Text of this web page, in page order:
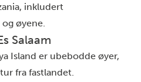
inkludert
øyene.
Salaam
Island er ubebodde øyer,
fra fastlandet.